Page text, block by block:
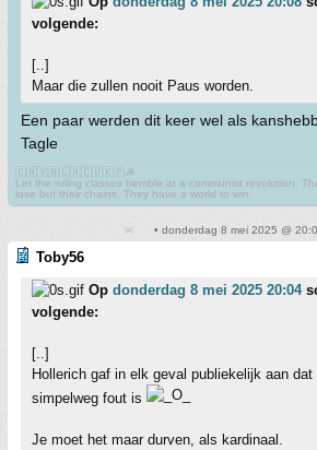
volgende:
[..]
Maar die zullen nooit Paus worden.
Een paar werden dit keer wel als
Tagle
🇨🇳🇻🇳🇱🇦🇨🇺🇰🇵☭
Let the ruling classes tremble at a communist revolution.
lose but their chains. They have a world to win.
• donderdag 8 mei 2025 @
Toby56
Op donderdag 8 mei 2025 20:04
volgende:
[..]
Hollerich gaf in elk geval publiekelijk aan
simpelweg fout is
Je moet het maar durven, als kardinaal.